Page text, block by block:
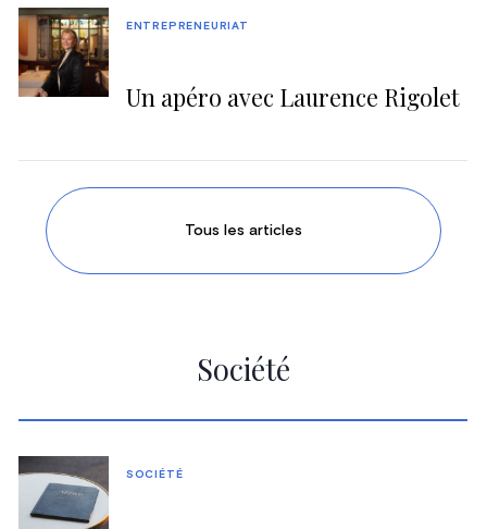
Un apéro avec Laurence Rigolet
ENTREPRENEURIAT
Tous les articles
Société
SOCIÉTÉ